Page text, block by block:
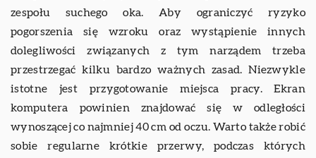
zespołu suchego oka. Aby ograniczyć ryzyko
pogorszenia się wzroku oraz wystąpienie innych
dolegliwości związanych z tym narządem trzeba
przestrzegać kilku bardzo ważnych zasad. Niezwykle
istotne jest przygotowanie miejsca pracy. Ekran
komputera powinien znajdować się w odległości
wynoszącej co najmniej 40 cm od oczu. Warto także robić
sobie regularne krótkie przerwy, podczas których